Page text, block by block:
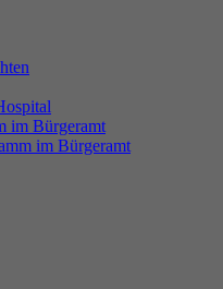
im Bürgeramt
im Bürgeramt